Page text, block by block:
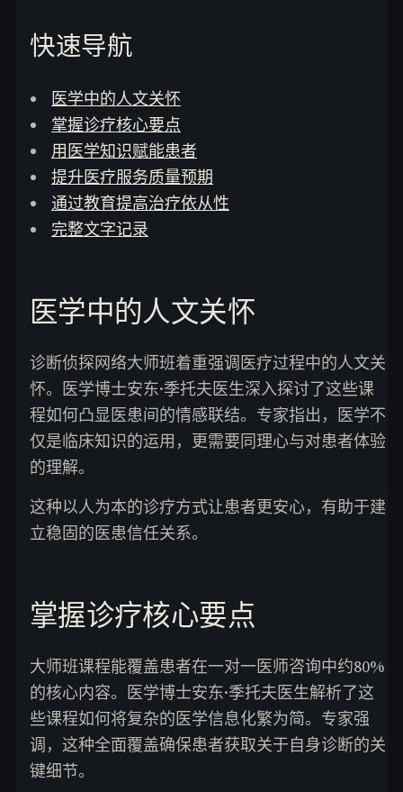
快速导航
医学中的人文关怀
掌握诊疗核心要点
用医学知识赋能患者
提升医疗服务质量预期
通过教育提高治疗依从性
完整文字记录
医学中的人文关怀
诊断侦探网络大师班着重强调医疗过程中的人文关
怀。医学博士安东·季托夫医生深入探讨了这些课
程如何凸显医患间的情感联结。专家指出，医学不
仅是临床知识的运用，更需要同理心与对患者体验
的理解。
这种以人为本的诊疗方式让患者更安心，有助于建
立稳固的医患信任关系。
掌握诊疗核心要点
大师班课程能覆盖患者在一对一医师咨询中约80%
的核心内容。医学博士安东·季托夫医生解析了这
些课程如何将复杂的医学信息化繁为简。专家强
调，这种全面覆盖确保患者获取关于自身诊断的关
键细节。